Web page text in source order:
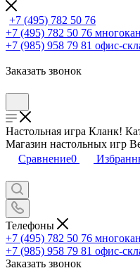
+7 (495) 782 50 76
+7 (495) 782 50 76
+7 (985) 958 79 81 офис-
Заказать звонок
Настольная игра Кланк!
Магазин настольных игр
Сравнение0
Телефоны
+7 (495) 782 50 76
+7 (985) 958 79 81 офис-
Заказать звонок